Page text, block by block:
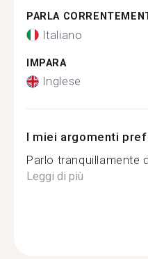
PARLA
Italiano
IMPARA
Inglese
I miei argomenti
Parlo tranquillamente
Leggi di più